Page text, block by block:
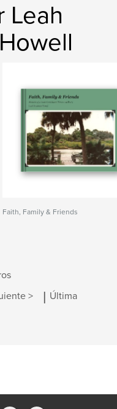
Leah
Faith, Family & Friends
> | Última